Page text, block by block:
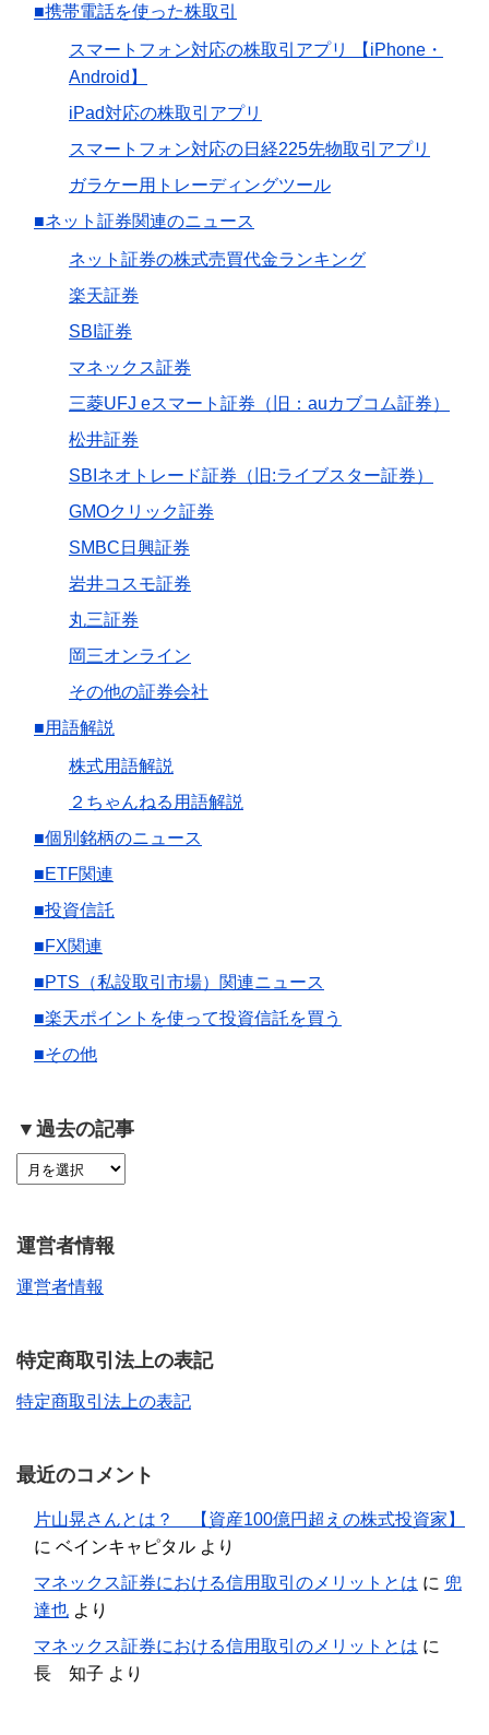
■携帯電話を使った株取引
スマートフォン対応の株取引アプリ 【iPhone・
Android】
iPad対応の株取引アプリ
スマートフォン対応の日経225先物取引アプリ
ガラケー用トレーディングツール
■ネット証券関連のニュース
ネット証券の株式売買代金ランキング
楽天証券
SBI証券
マネックス証券
三菱UFJ eスマート証券（旧：auカブコム証券）
松井証券
SBIネオトレード証券（旧:ライブスター証券）
GMOクリック証券
SMBC日興証券
岩井コスモ証券
丸三証券
岡三オンライン
その他の証券会社
■用語解説
株式用語解説
２ちゃんねる用語解説
■個別銘柄のニュース
■ETF関連
■投資信託
■FX関連
■PTS（私設取引市場）関連ニュース
■楽天ポイントを使って投資信託を買う
■その他
▼過去の記事
運営者情報
運営者情報
特定商取引法上の表記
特定商取引法上の表記
最近のコメント
片山晃さんとは？ 【資産100億円超えの株式投資家】
に ベインキャピタル より
マネックス証券における信用取引のメリットとは に 兜
達也 より
マネックス証券における信用取引のメリットとは に
長 知子 より